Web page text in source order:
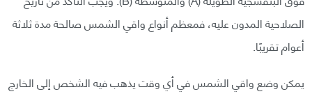
الصلاحية المدون عليه، فمعظم أنواع واقي الشمس صالحة مدة ثلاثة
أعوام تقريبًا.
يمكن وضع واقي الشمس في أي وقت يذهب فيه الشخص إلى الخارج